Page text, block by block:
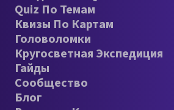
Quiz По Темам
Квизы По Картам
Головоломки
Кругосветная Экспедиция
Гайды
Сообщество
Блог